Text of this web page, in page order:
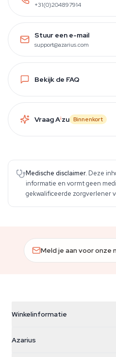
+31(0)204897914
Stuur een e-mail
support@azarius.com
Bekijk de FAQ
Vraag Aizu Binnenkort
Medische disclaimer. Deze
informatie en vormt geen
gekwalificeerde zorgverlener
Meld je aan voor onze
Winkelinformatie
Galvaniweg 11
Azarius